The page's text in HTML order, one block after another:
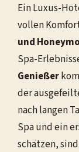
Ein Luxus-
vollen
und
Spa-
Genießer
der
nach langen
Spa und ein
schätzen,